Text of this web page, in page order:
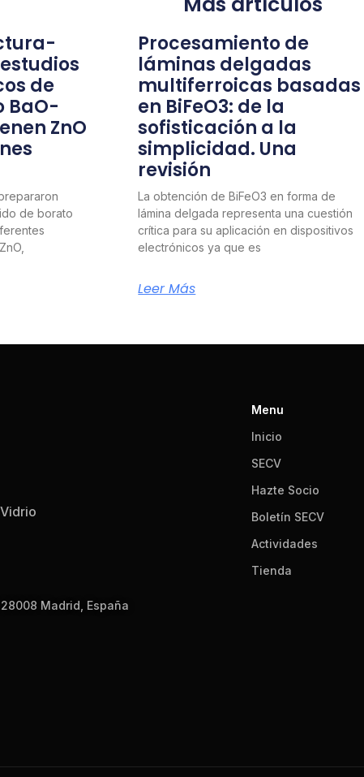
de
BaO-
ZnO
de borato
Procesamiento de
láminas delgadas
multiferroicas basadas
en BiFeO3: de la
sofisticación a la
simplicidad. Una
revisión
La obtención de BiFeO3 en forma de
lámina delgada representa una cuestión
crítica para su aplicación en dispositivos
electrónicos ya que es
Leer Más
Madrid, España
Menu
Inicio
SECV
Hazte Socio
Boletín SECV
Actividades
Tienda